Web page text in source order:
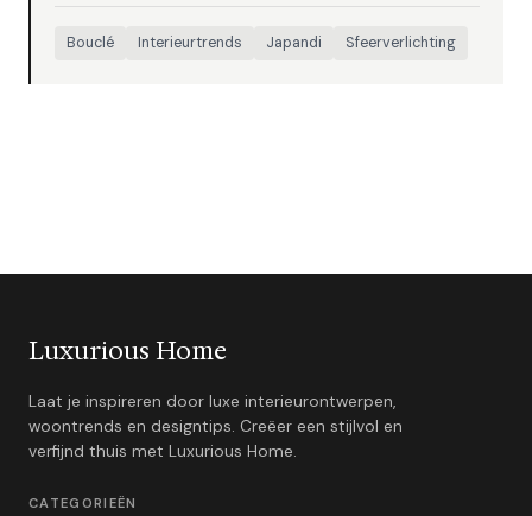
Bouclé Interieurtrends Japandi Sfeerverlichting
Luxurious Home
Laat je inspireren door luxe interieurontwerpen,
woontrends en designtips. Creëer een stijlvol en
verfijnd thuis met Luxurious Home.
CATEGORIEËN